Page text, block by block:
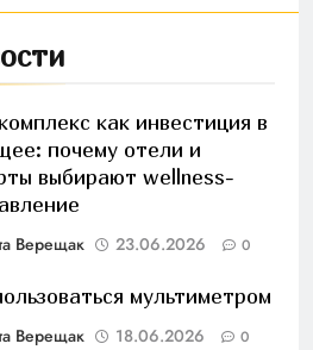
как инвестиция в
почему отели и
выбирают wellness-
Верещак 23.06.2026 0
мультиметром
Верещак 18.06.2026 0